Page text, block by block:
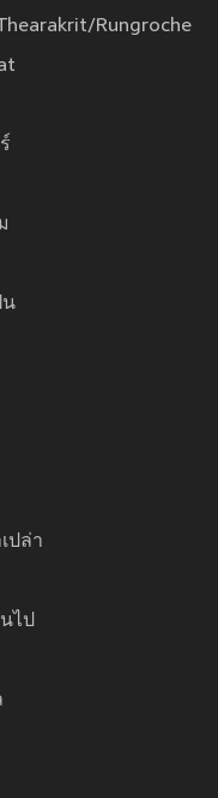
Rungroche
น
ปล่า
ไป